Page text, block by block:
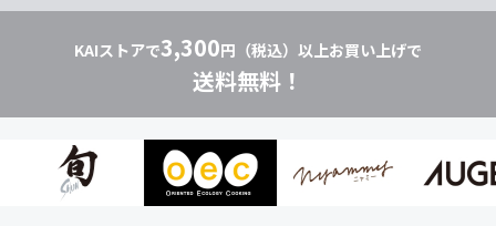
KAIストアで3,300円（税込）以上お買い上げで
送料無料！